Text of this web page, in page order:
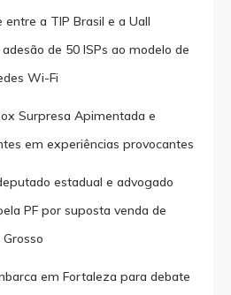
entre a TIP Brasil e a Uall
de 50 ISPs ao modelo de
Wi-Fi
Surpresa Apimentada e
em experiências provocantes
estadual e advogado
PF por suposta venda de
em Fortaleza para debate